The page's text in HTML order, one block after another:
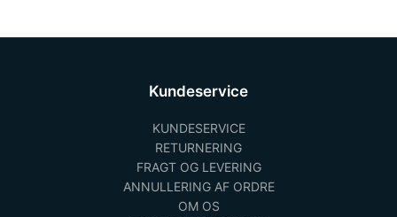
Kundeservice
KUNDESERVICE
RETURNERING
FRAGT OG LEVERING
ANNULLERING AF ORDRE
OM OS